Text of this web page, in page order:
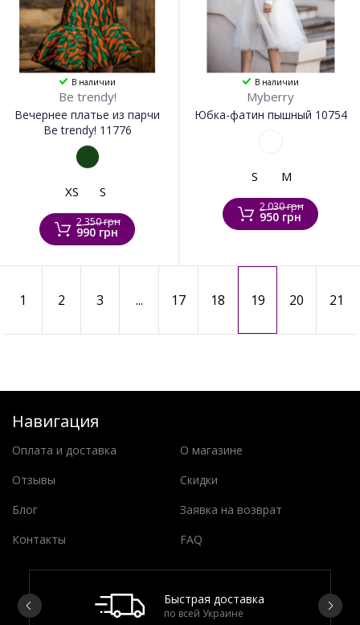
В наличии
Be trendy!
Вечернее платье из парчи
Be trendy! 11776
XS S
2 350 грн
990 грн
В наличии
Myberry
Юбка-фатин пышный 10754
S M
2 030 грн
950 грн
1 2 3 ... 17 18 19 20 21
Навигация
Оплата и доставка
О магазине
Отзывы
Скидки
Блог
Заявка на возврат
Контакты
FAQ
Быстрая доставка
по всей Украине